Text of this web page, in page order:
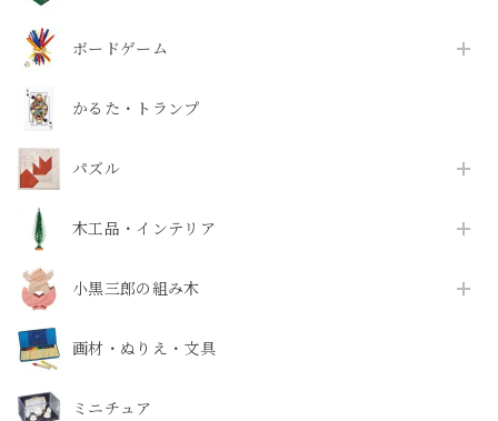
ボードゲーム
かるた・トランプ
パズル
木工品・インテリア
小黒三郎の組み木
画材・ぬりえ・文具
ミニチュア